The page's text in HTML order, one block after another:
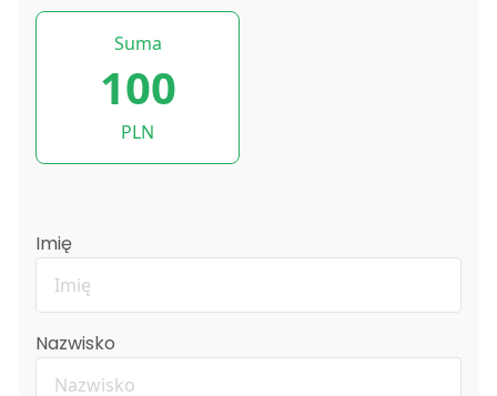
Suma
100
PLN
Imię
Nazwisko